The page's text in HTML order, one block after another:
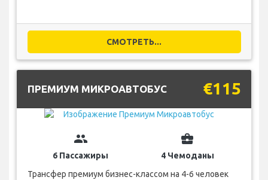
СМОТРЕТЬ...
ПРЕМИУМ МИКРОАВТОБУС €115
group
6 Пассажиры
business_center
4 Чемоданы
Трансфер премиум бизнес-классом на 4-6 человек